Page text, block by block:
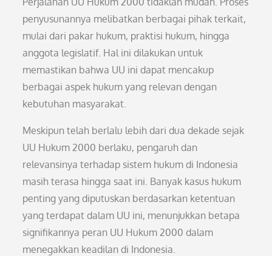
penyusunannya melibatkan berbagai pihak terkait,
mulai dari pakar hukum, praktisi hukum, hingga
anggota legislatif. Hal ini dilakukan untuk
memastikan bahwa UU ini dapat mencakup
berbagai aspek hukum yang relevan dengan
kebutuhan masyarakat.
Meskipun telah berlalu lebih dari dua dekade sejak
UU Hukum 2000 berlaku, pengaruh dan
relevansinya terhadap sistem hukum di Indonesia
masih terasa hingga saat ini. Banyak kasus hukum
penting yang diputuskan berdasarkan ketentuan
yang terdapat dalam UU ini, menunjukkan betapa
signifikannya peran UU Hukum 2000 dalam
menegakkan keadilan di Indonesia.